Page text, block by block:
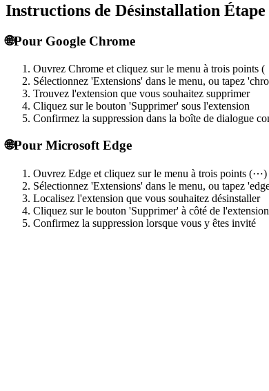
Instructions de Désinstallation
🌐Pour Google Chrome
Ouvrez Chrome et cliquez sur le menu à trois points
Sélectionnez 'Extensions' dans le menu, ou tapez
Trouvez l'extension que vous souhaitez supprimer
Cliquez sur le bouton 'Supprimer' sous l'extension
Confirmez la suppression dans la boîte de dialogue
🌐Pour Microsoft Edge
Ouvrez Edge et cliquez sur le menu à trois points
Sélectionnez 'Extensions' dans le menu, ou tapez
Localisez l'extension que vous souhaitez désinstaller
Cliquez sur le bouton 'Supprimer' à côté de l'extension
Confirmez la suppression lorsque vous y êtes invité